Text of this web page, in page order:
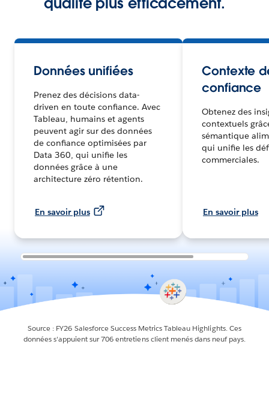
Données unifiées
Prenez des décisions data-
driven en toute confiance. Avec
Tableau, humains et agents
peuvent agir sur des données
de confiance optimisées par
Data 360, qui unifie les
données grâce à une
architecture zéro rétention.
En savoir plus
Contexte
confiance
Obtenez des
contextuels
sémantique
qui unifie les
commerciales.
En savoir plus
Source : FY26 Salesforce Success Metrics Tableau Highlights. Ces
données s'appuient sur 706 entretiens client menés dans neuf pays.